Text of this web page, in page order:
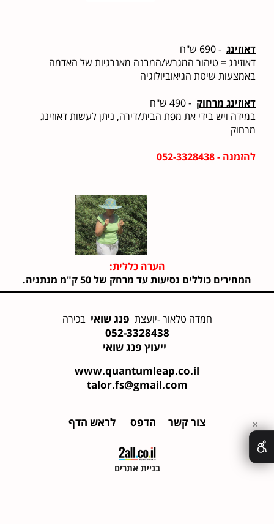
דאוזינג- 690 ש"ח
דאוזינג = טיהור המגרש/המבנה מאנרגיות של האדמה
באמצעות שיטת הגיאוביולוגיה
דאוזינג מרחוק- 490 ש"ח
במידה ויש בידי את מפת הבית/דירה, ניתן לעשות דאוזינג
מרחוק
להזמנה - 052-3328438
הערה כללית:
המחירים כוללים נסיעות עד מרחק של 50 ק"מ מנתניה.
חמדה טלאור -יועצת פנג שואי בכירה
052-3328438
ייעוץ פנג שואי
www.quantumleap.co.il
talor.fs@gmail.com
צור קשר הדפס לראש הדף
בניית אתרים
✕